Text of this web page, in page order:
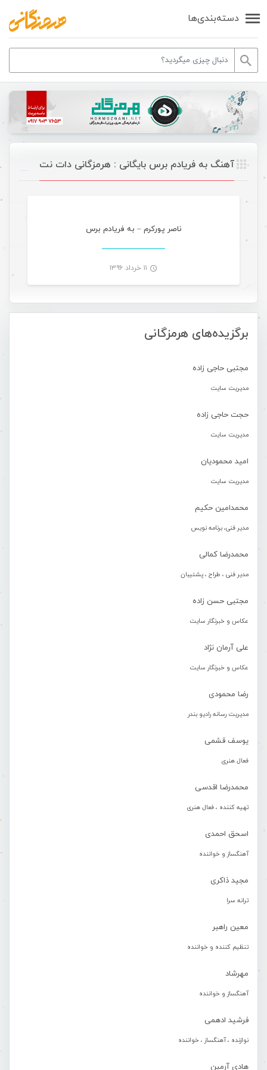
دسته‌بندی‌ها
برگزیده‌های هرمزگانی
مجتبی حاجی زاده
مدیریت سایت
حجت حاجی زاده
مدیریت سایت
امید محمودیان
مدیریت سایت
محمدامین حکیم
مدیر فنی، برنامه نویس
محمدرضا کمالی
مدیر فنی ، طراح ، پشتیبان
مجتبی حسن زاده
عکاس و خبرنگار سایت
علی آرمان نژاد
عکاس و خبرنگار سایت
رضا محمودی
مدیریت رسانه رادیو بندر
یوسف قشمی
فعال هنری
محمدرضا اقدسی
تهیه کننده ، فعال هنری
اسحق احمدی
آهنگساز و خواننده
مجید ذاکری
ترانه سرا
معین راهبر
تنظیم کننده و خواننده
مهرشاد
آهنگساز و خواننده
فرشید ادهمی
نوازنده ، آهنگساز ، خواننده
هادی آرمین
آهنگ به فریادم برس بایگانی : هرمزگانی دات نت
ناصر پورکرم – به فریادم برس
۱۱ خرداد ۱۳۹۶